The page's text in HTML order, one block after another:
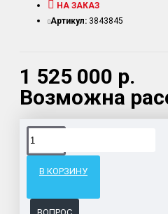
1 525 000 р.
Возможна
НА ЗАКАЗ
Артикул: 3843845
В КОРЗИНУ
Доставка товара по